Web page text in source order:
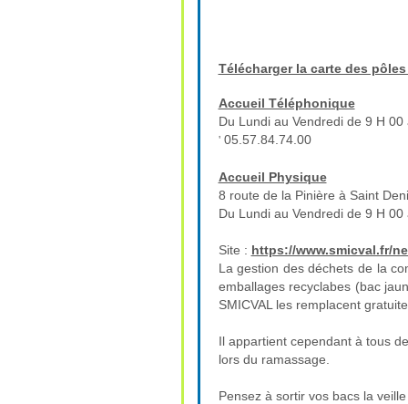
Télécharger la carte des
Accueil Téléphonique
Du Lundi au Vendredi de 9 H
'05.57.84.74.00
Accueil Physique
8 route de la Pinière à Saint
Du Lundi au Vendredi de 9 H
Site : https://www.smicval.fr/
La gestion des déchets de la
emballages recyclabes (bac
SMICVAL les remplacent
Il appartient cependant à tous
lors du ramassage.
Pensez à sortir vos bacs la